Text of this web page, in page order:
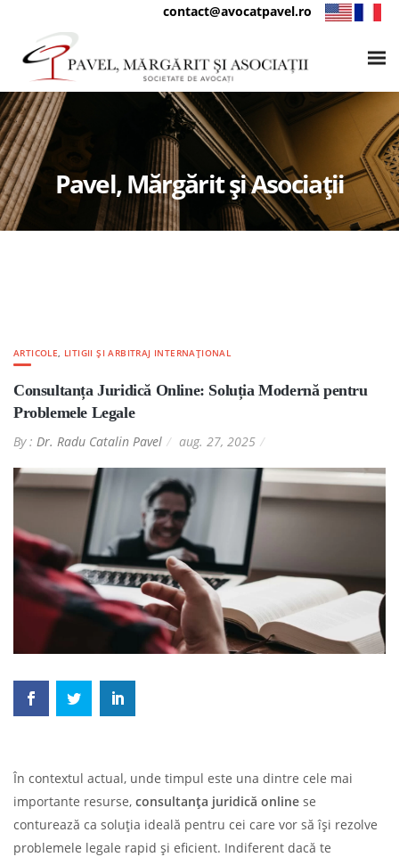
contact@avocatpavel.ro
Pavel, Mărgărit și Asociații
ARTICOLE, LITIGII ȘI ARBITRAJ INTERNAȚIONAL
Consultanța Juridică Online: Soluția Modernă pentru
Problemele Legale
By : Dr. Radu Catalin Pavel aug. 27, 2025
În contextul actual, unde timpul este una dintre cele mai
importante resurse, consultanța juridică online se
conturează ca soluția ideală pentru cei care vor să își rezolve
problemele legale rapid și eficient. Indiferent dacă te